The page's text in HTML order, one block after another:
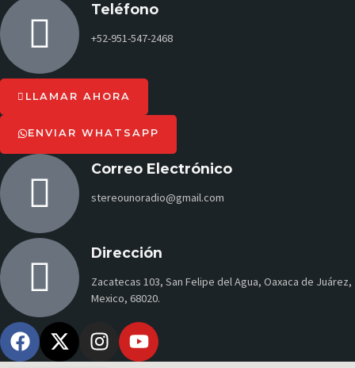
Teléfono
+52-951-547-2468
LLAMAR AHORA
ENVIAR WHATSAPP
Correo Electrónico
stereounoradio@gmail.com
Dirección
Zacatecas 103, San Felipe del Agua, Oaxaca de Juárez,
Mexico, 68020.